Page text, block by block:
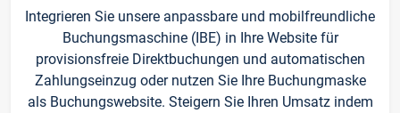
Integrieren Sie unsere anpassbare und mobilfreundliche
Buchungsmaschine (IBE) in Ihre Website für
provisionsfreie Direktbuchungen und automatischen
Zahlungseinzug oder nutzen Sie Ihre Buchungmaske
als Buchungswebsite. Steigern Sie Ihren Umsatz indem